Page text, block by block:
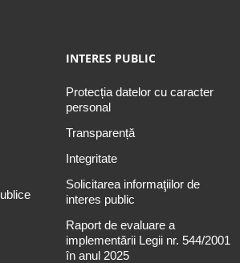
INTERES PUBLIC
Protecția datelor cu caracter
personal
Transparență
Integritate
Solicitarea informaţiilor de
interes public
Raport de evaluare a
implementării Legii nr. 544/2001
în anul 2025